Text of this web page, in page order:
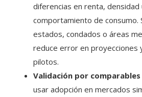
diferencias en renta, densidad
comportamiento de consumo.
estados, condados o áreas
reduce error en proyecciones
pilotos.
Validación por
usar adopción en mercados